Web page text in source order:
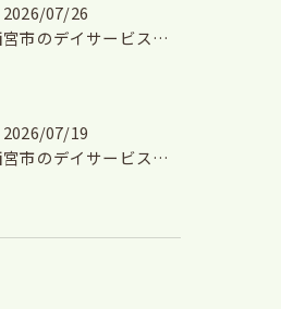
2026/07/26
西宮市のデイサービスを気軽に利用するための短時間利用や費用徹底ガイド
2026/07/19
西宮市のデイサービス利用と掃除の安心サポート徹底ガイド